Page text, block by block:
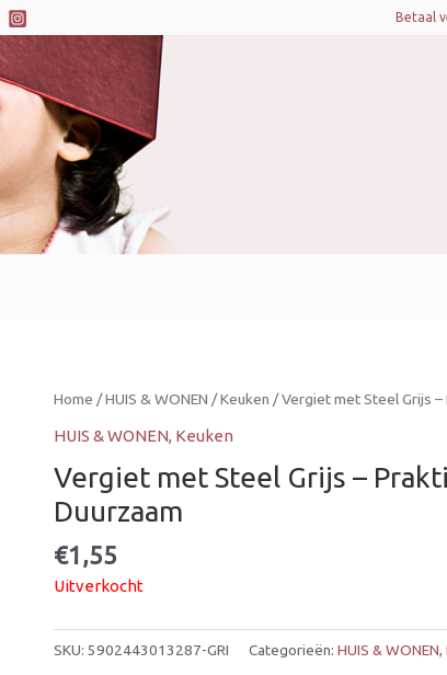
Betaal
Home /HUIS & WONEN /Keuken / Vergiet met Steel Grijs –
HUIS & WONEN, Keuken
Vergiet met Steel Grijs –
Duurzaam
€1,55
Uitverkocht
SKU: 5902443013287-GRI Categorieën: HUIS & WONEN,